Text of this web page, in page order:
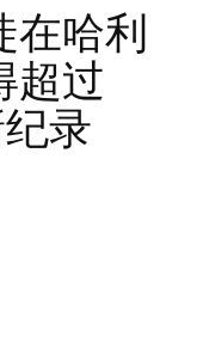
在哈利
超过
录